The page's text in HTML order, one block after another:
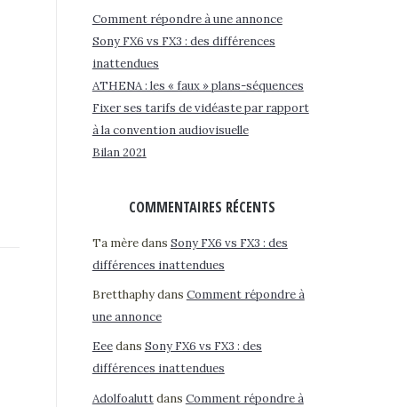
Comment répondre à une annonce
Sony FX6 vs FX3 : des différences
inattendues
ATHENA : les « faux » plans-séquences
Fixer ses tarifs de vidéaste par rapport
à la convention audiovisuelle
Bilan 2021
COMMENTAIRES RÉCENTS
Ta mèredans Sony FX6 vs FX3 : des
différences inattendues
Bretthaphydans Comment répondre à
une annonce
Eeedans Sony FX6 vs FX3 : des
différences inattendues
Adolfoaluttdans Comment répondre à